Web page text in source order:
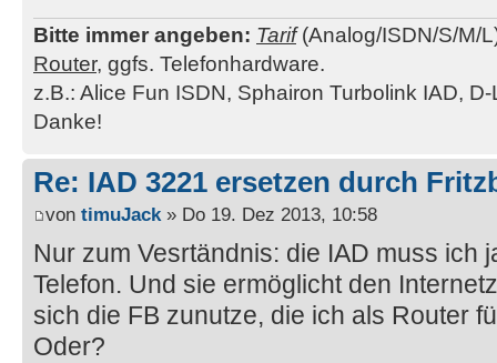
Bitte immer angeben: Tarif(Analog/ISDN/S/M/
Router, ggfs. Telefonhardware.
z.B.: Alice Fun ISDN, Sphairon Turbolink IAD,
Danke!
Re: IAD 3221 ersetzen durch
von timuJack» Do 19. Dez 2013, 10:58
Nur zum Vesrtändnis: die IAD muss ich
Telefon. Und sie ermöglicht den
sich die FB zunutze, die ich als Router
Oder?